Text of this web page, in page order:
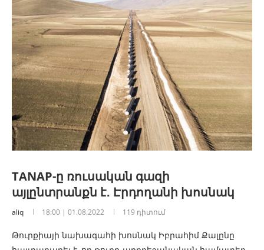
TANAP-ը ռուսական գազի
այլընտրանքն է․ Էրդողանի խոսնակ
aliq 18:00 | 01.08.2022 119 դիտում
Թուրքիայի նախագահի խոսնակ Իբրահիմ Քալընը